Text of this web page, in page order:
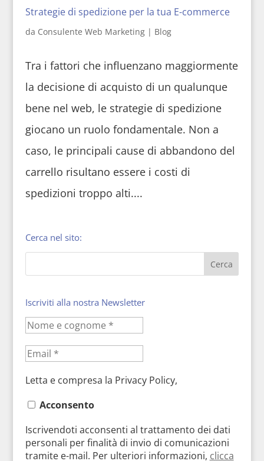
Strategie di spedizione per la tua E-commerce
da Consulente Web Marketing| Blog
Tra i fattori che influenzano maggiormente
la decisione di acquisto di un qualunque
bene nel web, le strategie di spedizione
giocano un ruolo fondamentale. Non a
caso, le principali cause di abbandono del
carrello risultano essere i costi di
spedizioni troppo alti....
Cerca nel sito:
Iscriviti alla nostra Newsletter
Letta e compresa la Privacy Policy,
Acconsento
Iscrivendoti acconsenti al trattamento dei dati
personali per finalità di invio di comunicazioni
tramite e-mail. Per ulteriori informazioni, clicca